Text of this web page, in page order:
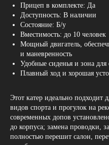
Прицеп в комплекте: Да
Доступность: В наличии
Состояние: Б/у
Вместимость: до 10 человек
Мощный двигатель,
и маневренность
Удобные сиденья и зона
Плавный ход и хорошая
Этот катер идеально подходит
видов спорта и прогулок на
современных допов
до корпуса; замена проводки,
полностью перешит салон,